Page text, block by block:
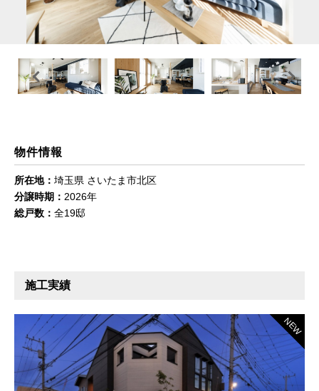
Previous Next
物件情報
所在地： 埼玉県 さいたま市北区
分譲時期： 2026年
総戸数： 全19邸
施工実績
NEW